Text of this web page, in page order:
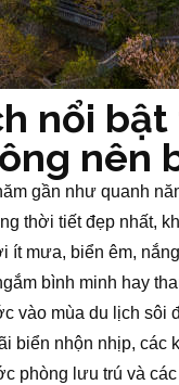
nổi bật
nên
gần như quanh
thời tiết đẹp nhất,
mưa, biển êm,
bình minh hay
vào mùa du lịch sôi
biển nhộn nhịp, các
phòng lưu trú và